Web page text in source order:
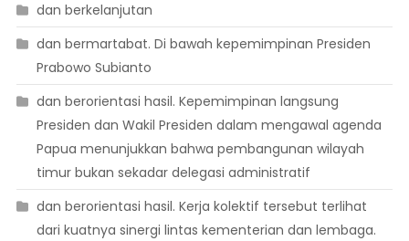
dan berkelanjutan
dan bermartabat. Di bawah kepemimpinan Presiden
Prabowo Subianto
dan berorientasi hasil. Kepemimpinan langsung
Presiden dan Wakil Presiden dalam mengawal agenda
Papua menunjukkan bahwa pembangunan wilayah
timur bukan sekadar delegasi administratif
dan berorientasi hasil. Kerja kolektif tersebut terlihat
dari kuatnya sinergi lintas kementerian dan lembaga.